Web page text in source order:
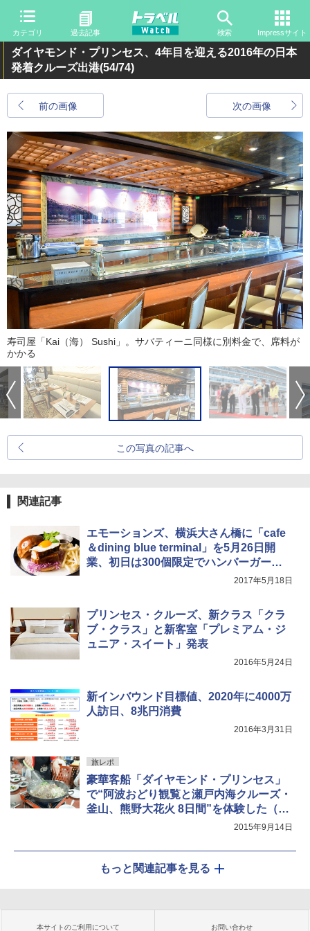
カテゴリ 過去記事 検索 Impressサイト
ダイヤモンド・プリンセス、4年目を迎える2016年の日本
発着クルーズ出港(54/74)
前の画像 次の画像
寿司屋「Kai（海） Sushi」。サバティーニ同様に別料金で、席料が
かかる
この写真の記事へ
関連記事
エモーションズ、横浜大さん橋に「cafe
＆dining blue terminal」を5月26日開
業、初日は300個限定でハンバーガー無
2017年5月18日
プリンセス・クルーズ、新クラス「クラ
ブ・クラス」と新客室「プレミアム・ジ
ュニア・スイート」発表
2016年5月24日
新インバウンド目標値、2020年に4000万
人訪日、8兆円消費
2016年3月31日
旅レポ
豪華客船「ダイヤモンド・プリンセス」
で“阿波おどり観覧と瀬戸内海クルーズ・
釜山、熊野大花火 8日間”を体験した（後
2015年9月14日
もっと関連記事を見る
本サイトのご利用について お問い合わせ